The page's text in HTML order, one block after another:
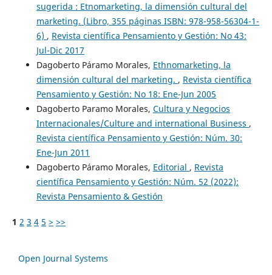
sugerida : Etnomarketing, la dimensión cultural del
marketing. (Libro, 355 páginas ISBN: 978-958-56304-1-
6) , Revista científica Pensamiento y Gestión: No 43:
Jul-Dic 2017
Dagoberto Páramo Morales, Ethnomarketing, la
dimensión cultural del marketing. , Revista científica
Pensamiento y Gestión: No 18: Ene-Jun 2005
Dagoberto Paramo Morales, Cultura y Negocios
Internacionales/Culture and international Business ,
Revista científica Pensamiento y Gestión: Núm. 30:
Ene-Jun 2011
Dagoberto Páramo Morales, Editorial , Revista
científica Pensamiento y Gestión: Núm. 52 (2022):
Revista Pensamiento & Gestión
1 2 3 4 5 > >>
Open Journal Systems